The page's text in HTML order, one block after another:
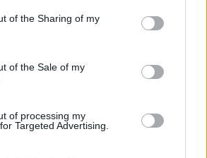
parties.
website/app uses one or more Google
and store information including but
or usage behaviour. You may click to
to Google and its third-party tags to
of the Sharing of my
of the Sale of my
of processing my
Targeted Advertising.
Francia
Germania